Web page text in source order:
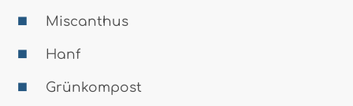
Miscanthus
Hanf
Grünkompost